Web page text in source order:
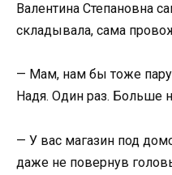
Валентина Степановна
складывала, сама
— Мам, нам бы тоже
Надя. Один раз. Больше
— У вас магазин под
даже не повернув